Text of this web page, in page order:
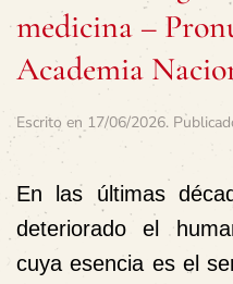
medicina –
Academia
Escrito en 17/06/2026.
En las últimas
deteriorado el
cuya esencia es el